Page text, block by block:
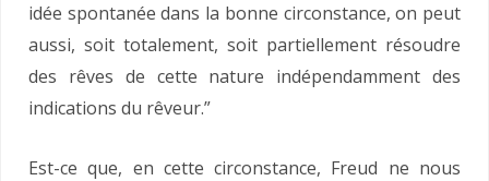
idée spontanée dans la bonne circonstance, on peut
aussi, soit totalement, soit partiellement résoudre
des rêves de cette nature indépendamment des
indications du rêveur.”
Est-ce que, en cette circonstance, Freud ne nous